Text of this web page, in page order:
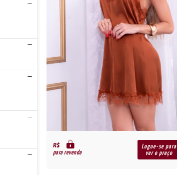
R$
para revenda
Logue-se para
ver o preço